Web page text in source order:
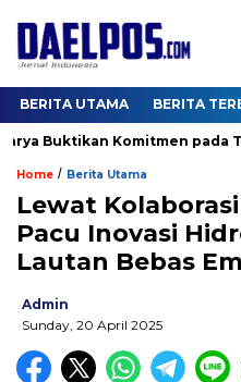
BERITA UTAMA BERITA
Komitmen pada TJSL
Home / Berita Utama
Lewat
Pacu Inovasi
Lautan Bebas
Admin
Sunday, 20 April 2025